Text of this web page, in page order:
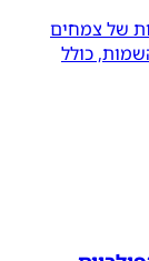
של צמחים
כולל